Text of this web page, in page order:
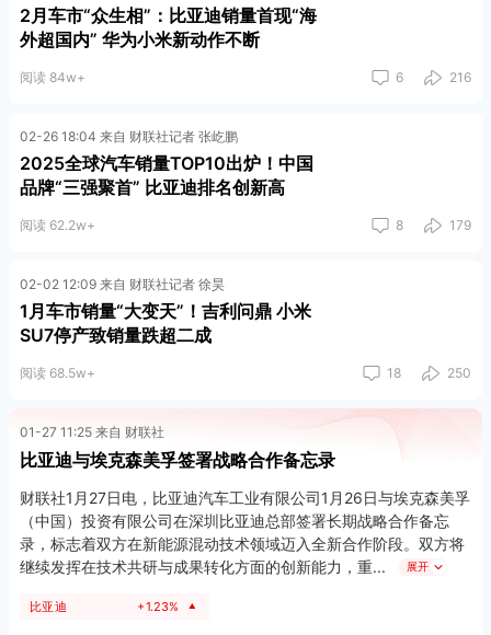
2月车市“众生相”：比亚迪销量首现“海
外超国内” 华为小米新动作不断
阅读 84w+ 6 216
02-26 18:04 来自 财联社记者 张屹鹏
2025全球汽车销量TOP10出炉！中国
品牌“三强聚首” 比亚迪排名创新高
阅读 62.2w+ 8 179
02-02 12:09 来自 财联社记者 徐昊
1月车市销量“大变天”！吉利问鼎 小米
SU7停产致销量跌超二成
阅读 68.5w+ 18 250
01-27 11:25 来自 财联社
比亚迪与埃克森美孚签署战略合作备忘录
财联社1月27日电，比亚迪汽车工业有限公司1月26日与埃克森美孚
（中国）投资有限公司在深圳比亚迪总部签署长期战略合作备忘
录，标志着双方在新能源混动技术领域迈入全新合作阶段。双方将
继续发挥在技术共研与成果转化方面的创新能力，重
展开
比亚迪 +1.23% ▲